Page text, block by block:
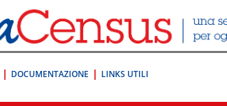
DOCUMENTAZIONE LINKS UTILI